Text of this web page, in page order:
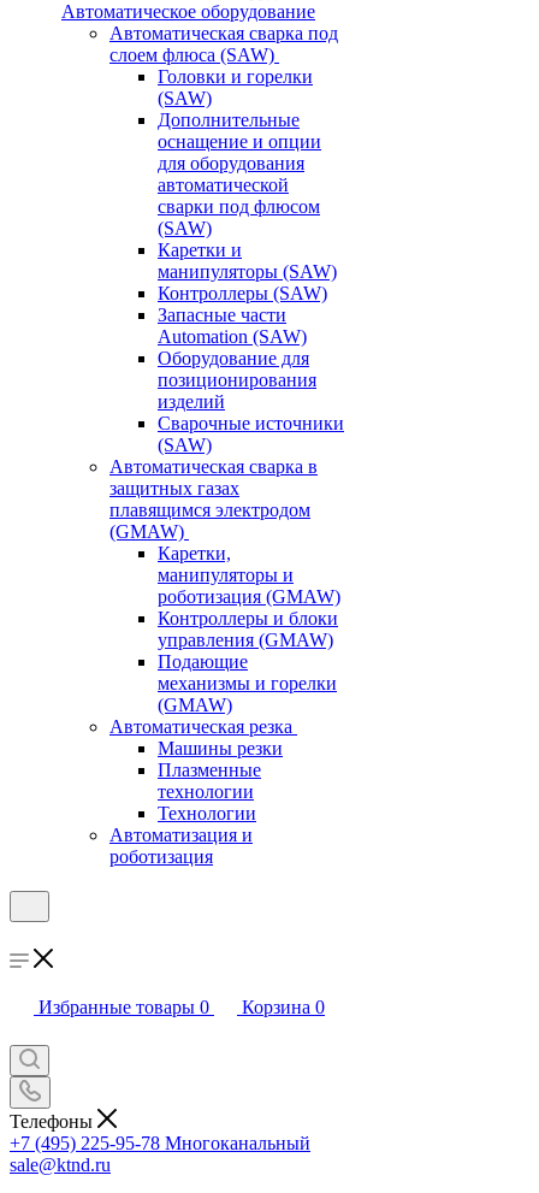
Автоматическое оборудование
Автоматическая сварка под
слоем флюса (SAW)
Головки и горелки
(SAW)
Дополнительные
оснащение и опции
для оборудования
автоматической
сварки под флюсом
(SAW)
Каретки и
манипуляторы (SAW)
Контроллеры (SAW)
Запасные части
Automation (SAW)
Оборудование для
позиционирования
изделий
Сварочные источники
(SAW)
Автоматическая сварка в
защитных газах
плавящимся электродом
(GMAW)
Каретки,
манипуляторы и
роботизация (GMAW)
Контроллеры и блоки
управления (GMAW)
Подающие
механизмы и горелки
(GMAW)
Автоматическая резка
Машины резки
Плазменные
технологии
Технологии
Автоматизация и
роботизация
Избранные товары 0 Корзина 0
Телефоны
+7 (495) 225-95-78 Многоканальный
sale@ktnd.ru